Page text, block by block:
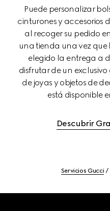
Puede personalizar
cinturones y accesorios
al recoger su pedido
una tienda una vez
elegido la entrega a
disfrutar de un
de joyas y objetos de
está disponible
Descubrir
Servicios Gucci